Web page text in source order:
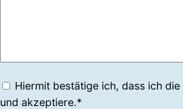
Hiermit bestätige ich, dass ich die
und akzeptiere.*